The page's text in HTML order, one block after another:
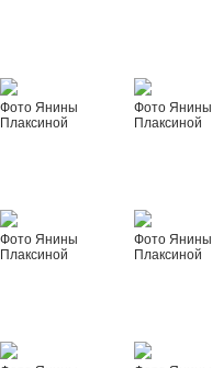
Фото Янины
Плаксиной
Фото Янины
Плаксиной
Фото Янины
Плаксиной
Фото Янины
Плаксиной